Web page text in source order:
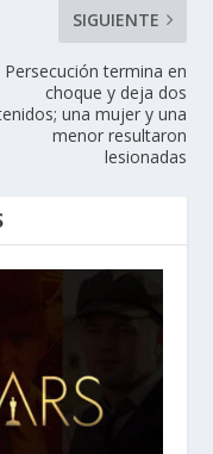
SIGUIENTE
Persecución termina en
choque y deja dos
una mujer y una
menor resultaron
lesionadas